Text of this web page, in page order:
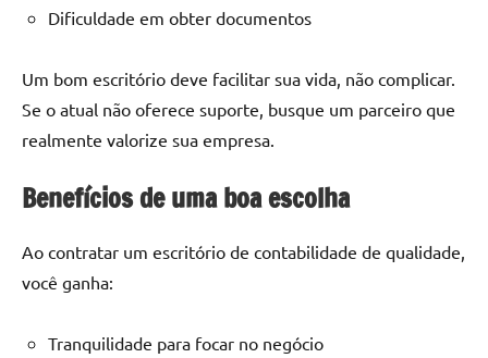
Dificuldade em obter documentos
Um bom escritório deve facilitar sua vida, não complicar.
Se o atual não oferece suporte, busque um parceiro que
realmente valorize sua empresa.
Benefícios de uma boa escolha
Ao contratar um escritório de contabilidade de qualidade,
você ganha:
Tranquilidade para focar no negócio